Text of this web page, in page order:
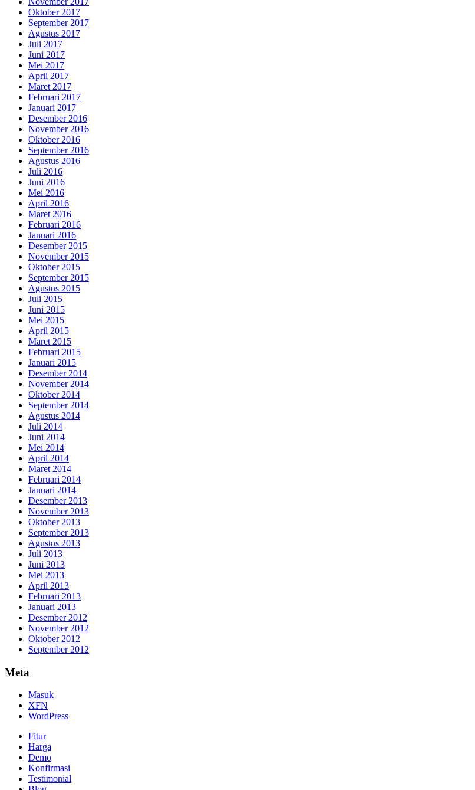
Oktober 2017
September 2017
Agustus 2017
Juli 2017
Juni 2017
Mei 2017
April 2017
Maret 2017
Februari 2017
Januari 2017
Desember 2016
November 2016
Oktober 2016
September 2016
Agustus 2016
Juli 2016
Juni 2016
Mei 2016
April 2016
Maret 2016
Februari 2016
Januari 2016
Desember 2015
November 2015
Oktober 2015
September 2015
Agustus 2015
Juli 2015
Juni 2015
Mei 2015
April 2015
Maret 2015
Februari 2015
Januari 2015
Desember 2014
November 2014
Oktober 2014
September 2014
Agustus 2014
Juli 2014
Juni 2014
Mei 2014
April 2014
Maret 2014
Februari 2014
Januari 2014
Desember 2013
November 2013
Oktober 2013
September 2013
Agustus 2013
Juli 2013
Juni 2013
Mei 2013
April 2013
Februari 2013
Januari 2013
Desember 2012
November 2012
Oktober 2012
September 2012
Meta
Masuk
XFN
WordPress
Fitur
Harga
Demo
Konfirmasi
Testimonial